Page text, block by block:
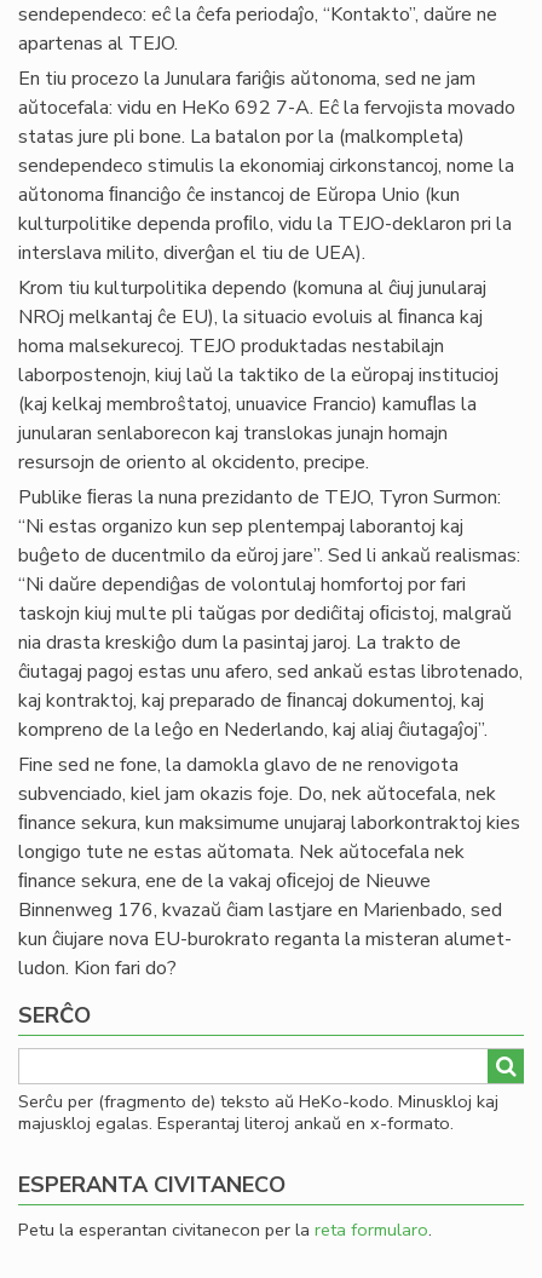
sendependeco: eĉ la ĉefa periodaĵo, “Kontakto”, daŭre ne
apartenas al TEJO.
En tiu procezo la Junulara fariĝis aŭtonoma, sed ne jam
aŭtocefala: vidu en HeKo 692 7-A. Eĉ la fervojista movado
statas jure pli bone. La batalon por la (malkompleta)
sendependeco stimulis la ekonomiaj cirkonstancoj, nome la
aŭtonoma ﬁnanciĝo ĉe instancoj de Eŭropa Unio (kun
kulturpolitike dependa proﬁlo, vidu la TEJO-deklaron pri la
interslava milito, diverĝan el tiu de UEA).
Krom tiu kulturpolitika dependo (komuna al ĉiuj junularaj
NROj melkantaj ĉe EU), la situacio evoluis al ﬁnanca kaj
homa malsekurecoj. TEJO produktadas nestabilajn
laborpostenojn, kiuj laŭ la taktiko de la eŭropaj institucioj
(kaj kelkaj membroŝtatoj, unuavice Francio) kamuﬂas la
junularan senlaborecon kaj translokas junajn homajn
resursojn de oriento al okcidento, precipe.
Publike ﬁeras la nuna prezidanto de TEJO, Tyron Surmon:
“Ni estas organizo kun sep plentempaj laborantoj kaj
buĝeto de ducentmilo da eŭroj jare”. Sed li ankaŭ realismas:
“Ni daŭre dependiĝas de volontulaj homfortoj por fari
taskojn kiuj multe pli taŭgas por dediĉitaj oﬁcistoj, malgraŭ
nia drasta kreskiĝo dum la pasintaj jaroj. La trakto de
ĉiutagaj pagoj estas unu afero, sed ankaŭ estas librotenado,
kaj kontraktoj, kaj preparado de ﬁnancaj dokumentoj, kaj
kompreno de la leĝo en Nederlando, kaj aliaj ĉiutagaĵoj”.
Fine sed ne fone, la damokla glavo de ne renovigota
subvenciado, kiel jam okazis foje. Do, nek aŭtocefala, nek
ﬁnance sekura, kun maksimume unujaraj laborkontraktoj kies
longigo tute ne estas aŭtomata. Nek aŭtocefala nek
ﬁnance sekura, ene de la vakaj oﬁcejoj de Nieuwe
Binnenweg 176, kvazaŭ ĉiam lastjare en Marienbado, sed
kun ĉiujare nova EU-burokrato reganta la misteran alumet-
ludon. Kion fari do?
SERĈO
Serĉu per (fragmento de) teksto aŭ HeKo-kodo. Minuskloj kaj
majuskloj egalas. Esperantaj literoj ankaŭ en x-formato.
ESPERANTA CIVITANECO
Petu la esperantan civitanecon per la reta formularo.